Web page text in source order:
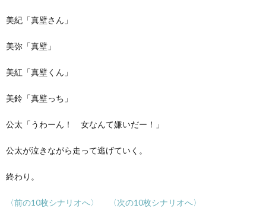
美紀「真壁さん」
美弥「真壁」
美紅「真壁くん」
美鈴「真壁っち」
公太「うわーん！ 女なんて嫌いだー！」
公太が泣きながら走って逃げていく。
終わり。
〈前の10枚シナリオへ〉 〈次の10枚シナリオへ〉